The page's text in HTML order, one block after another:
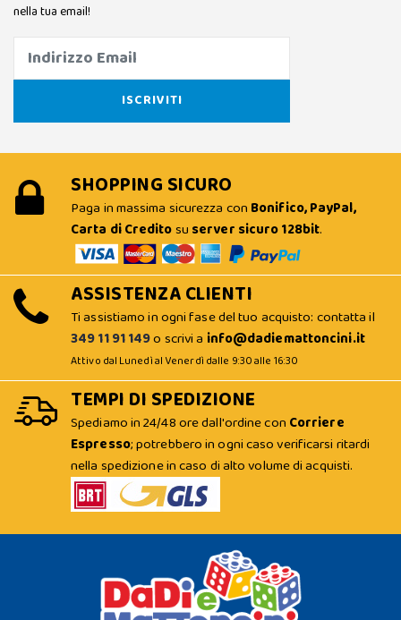
nella tua email!
SHOPPING SICURO
Paga in massima sicurezza con Bonifico, PayPal,
Carta di Creditosu server sicuro 128bit.
ASSISTENZA CLIENTI
Ti assistiamo in ogni fase del tuo acquisto: contatta il
349 11 91 149o scrivi a info@dadiemattoncini.it
Attivo dal Lunedì al Venerdì dalle 9:30 alle 16:30
TEMPI DI SPEDIZIONE
Spediamo in 24/48 ore dall'ordine con Corriere
Espresso; potrebbero in ogni caso verificarsi ritardi
nella spedizione in caso di alto volume di acquisti.